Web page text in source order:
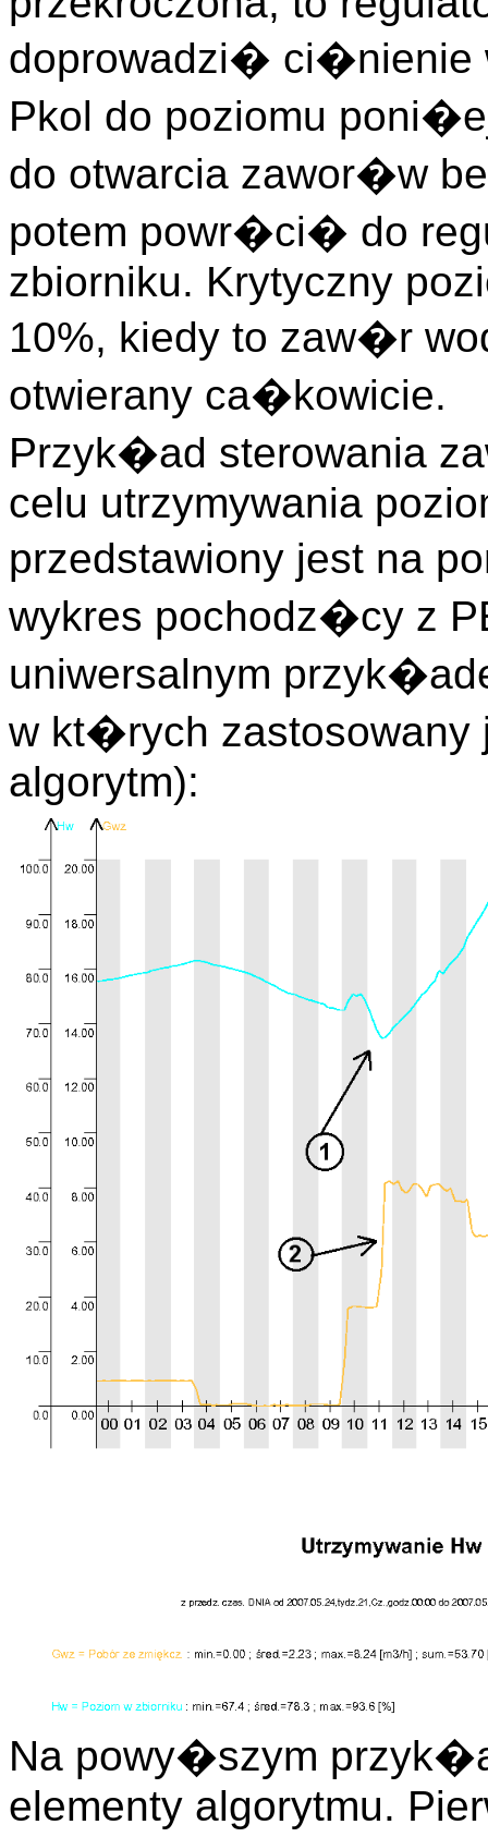
doprowadzi� ci�nienie
Pkol do poziomu
do otwarcia zawor�w
potem powr�ci� do
zbiorniku. Krytyczny
10%, kiedy to zaw�r
otwierany ca�kowicie.
Przyk�ad sterowania
celu utrzymywania
przedstawiony jest na
wykres pochodz�cy z
uniwersalnym
w kt�rych
algorytm):
Na powy�szym
elementy algorytmu.